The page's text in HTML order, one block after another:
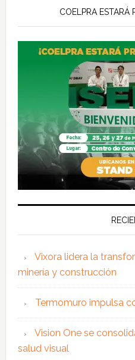
COELPRA ESTARÁ
Vixora lidera la
minería y construcción
Termomuro impulsa
Vision One se
salud visual